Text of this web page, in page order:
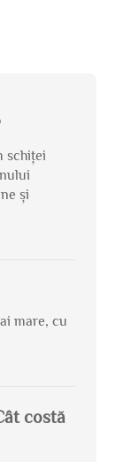
schiței
și
mare, cu
costă